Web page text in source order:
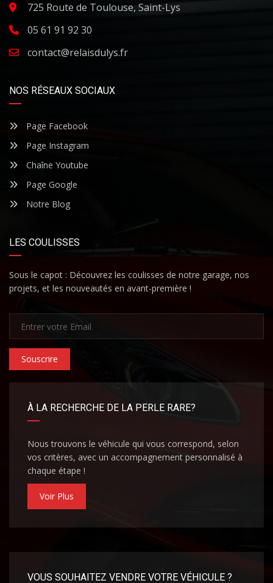
725 Route de Toulouse, Saint-Lys
05 61 91 92 30
contact@relaisdulys.fr
NOS RÉSEAUX SOCIAUX
Page Facebook
Page Instagram
Chaîne Youtube
Page Google
Notre Blog
LES COULISSES
Sous le capot : Découvrez les coulisses de notre garage, nos
projets, et les nouveautés en avant-première !
Souscrire
À LA RECHERCHE DE LA PERLE RARE?
Nous trouvons le véhicule qui vous correspond, selon
vos critères, avec un accompagnement personnalisé à
chaque étape !
Voir Plus
VOUS SOUHAITEZ VENDRE VOTRE VÉHICULE ?